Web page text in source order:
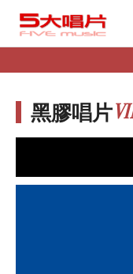
黑膠唱片